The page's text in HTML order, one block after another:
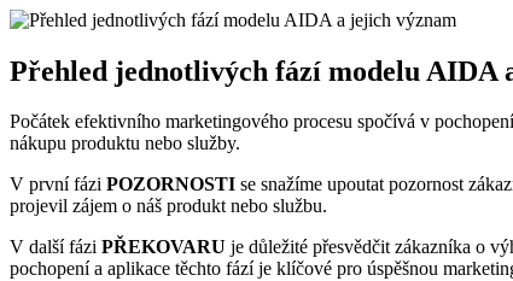
Přehled jednotlivých fází modelu AIDA
Počátek efektivního marketingového procesu spočívá v
nákupu produktu nebo služby.
V první fázi POZORNOSTI se snažíme upoutat pozornost
projevil zájem o náš produkt nebo službu.
V další fázi PŘEKOVARU je důležité přesvědčit zákazníka o
pochopení a aplikace těchto fází je klíčové pro úspěšnou